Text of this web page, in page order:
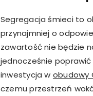
Segregacja śmieci to
przynajmniej o
zawartość nie będzie
jednocześnie
inwestycja w obudowy
czemu przestrzeń